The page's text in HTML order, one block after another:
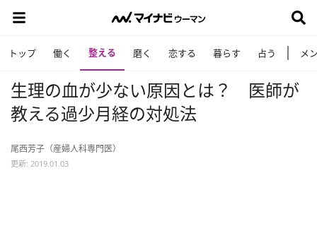
トップ 働く 整える 磨く 恋する 暮らす 占う メ
生理の血が少ない原因とは？ 医師が
教える過少月経の対処法
尾西芳子（産婦人科専門医）
更新: 2019.01.03